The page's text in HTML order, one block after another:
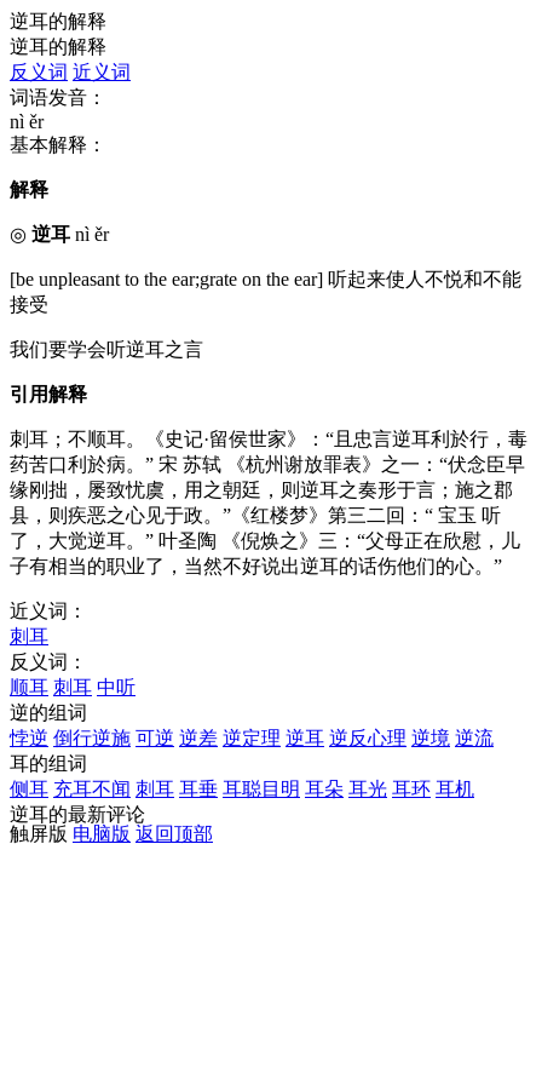
逆耳的解释
逆耳的解释
反义词 近义词
词语发音：
nì ěr
基本解释：
解释
◎ 逆耳 nì ěr
[be unpleasant to the ear;grate on the ear] 听起来使人不悦和不能
接受
我们要学会听逆耳之言
引用解释
刺耳；不顺耳。《史记·留侯世家》：“且忠言逆耳利於行，毒
药苦口利於病。” 宋 苏轼 《杭州谢放罪表》之一：“伏念臣早
缘刚拙，屡致忧虞，用之朝廷，则逆耳之奏形于言；施之郡
县，则疾恶之心见于政。”《红楼梦》第三二回：“ 宝玉 听
了，大觉逆耳。” 叶圣陶 《倪焕之》三：“父母正在欣慰，儿
子有相当的职业了，当然不好说出逆耳的话伤他们的心。”
近义词：
刺耳
反义词：
顺耳 刺耳 中听
逆的组词
悖逆 倒行逆施 可逆 逆差 逆定理 逆耳 逆反心理 逆境 逆流
耳的组词
侧耳 充耳不闻 刺耳 耳垂 耳聪目明 耳朵 耳光 耳环 耳机
逆耳的最新评论
触屏版 电脑版 返回顶部